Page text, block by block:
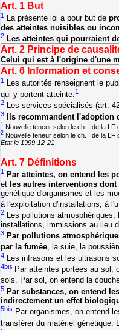
Art. 1 But
1 La présente loi a pour but de
des atteintes nuisibles ou
2 Les atteintes qui pourraient
Art. 2 Principe de
Celui qui est à l'origine d'une
Art. 6 Information et
1
Les autorités renseignent le
qui y portent atteinte.1
2 Les services spécialisés (art.
3
Ils recommandent
1 Nouvelle teneur selon le ch. I de la LF
2 Nouvelle teneur selon le ch. I de la LF
Etat le 1999-12-21
Art. 7 Définitions
1 Par atteintes, on entend les
et les autres interventions
génétique d'organismes et les
à l'exploitation d'installations, à
2 Les pollutions
installations, immissions au lieu
3 Par pollutions
par la fumée, la suie, la
4
Les infrasons et les ultrasons
4bis Par atteintes portées au sol,
sols. Par sol, on entend la
5 Par substances, on entend
indirectement un effet
5bis Par organismes, on entend
transférer du matériel génétique.